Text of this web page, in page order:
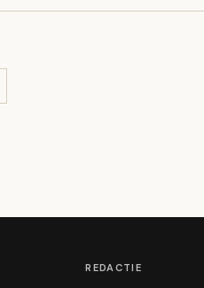
REDACTIE